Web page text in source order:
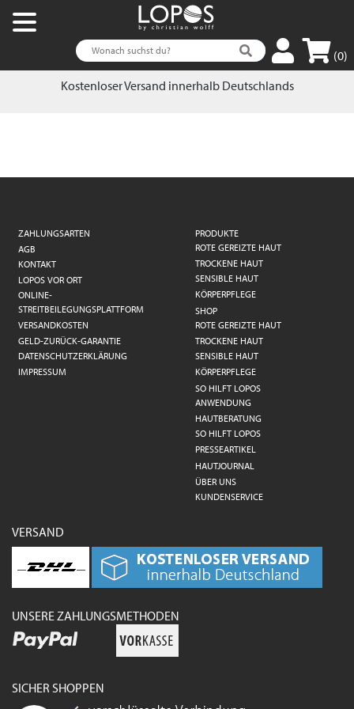
(0)
Kostenloser Versand innerhalb Deutschlands
ZAHLUNGSARTEN
AGB
KONTAKT
LOPOS VOR ORT
ONLINE-
STREITBEILEGUNGSPLATTFORM
VERSANDKOSTEN
GELD-ZURÜCK-GARANTIE
DATENSCHUTZERKLÄRUNG
IMPRESSUM
PRODUKTE
ROTE GEREIZTE HAUT
TROCKENE HAUT
SENSIBLE HAUT
KÖRPERPFLEGE
SHOP
ROTE GEREIZTE HAUT
TROCKENE HAUT
SENSIBLE HAUT
KÖRPERPFLEGE
SO HILFT LOPOS
ANWENDUNG
HAUTBERATUNG
SO HILFT LOPOS
PRESSEARTIKEL
HAUTJOURNAL
ÜBER UNS
KUNDENSERVICE
VERSAND
UNSERE ZAHLUNGSMETHODEN
SICHER SHOPPEN